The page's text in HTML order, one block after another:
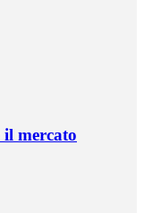
mercato